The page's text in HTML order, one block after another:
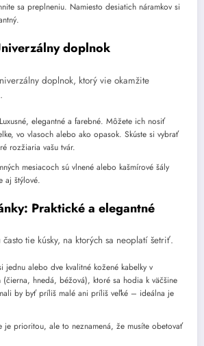
sa preplneniu. Namiesto desiatich náramkov si
doplnok
doplnok, ktorý vie okamžite
Luxusné, elegantné a farebné. Môžete ich nosiť
vo vlasoch alebo ako opasok. Skúste si vybrať
rozžiaria vašu tvár.
mesiacoch sú vlnené alebo kašmírové šály
aj štýlové.
Praktické a elegantné
tie kúsky, na ktorých sa neoplatí šetriť.
jednu alebo dve kvalitné kožené kabelky v
(čierna, hnedá, béžová), ktoré sa hodia k väčšine
by byť príliš malé ani príliš veľké – ideálna je
je prioritou, ale to neznamená, že musíte obetovať